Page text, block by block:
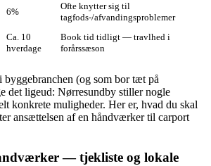
6%
Ofte knytter sig til
tagfods-/afvandingsproblemer
Ca. 10
hverdage
Book tid tidligt — travlhed i
forårssæson
byggebranchen (og som bor tæt på
det ligeud: Nørresundby stiller nogle
konkrete muligheder. Her er, hvad du skal
ansættelsen af en håndværker til carport
— tjekliste og lokale